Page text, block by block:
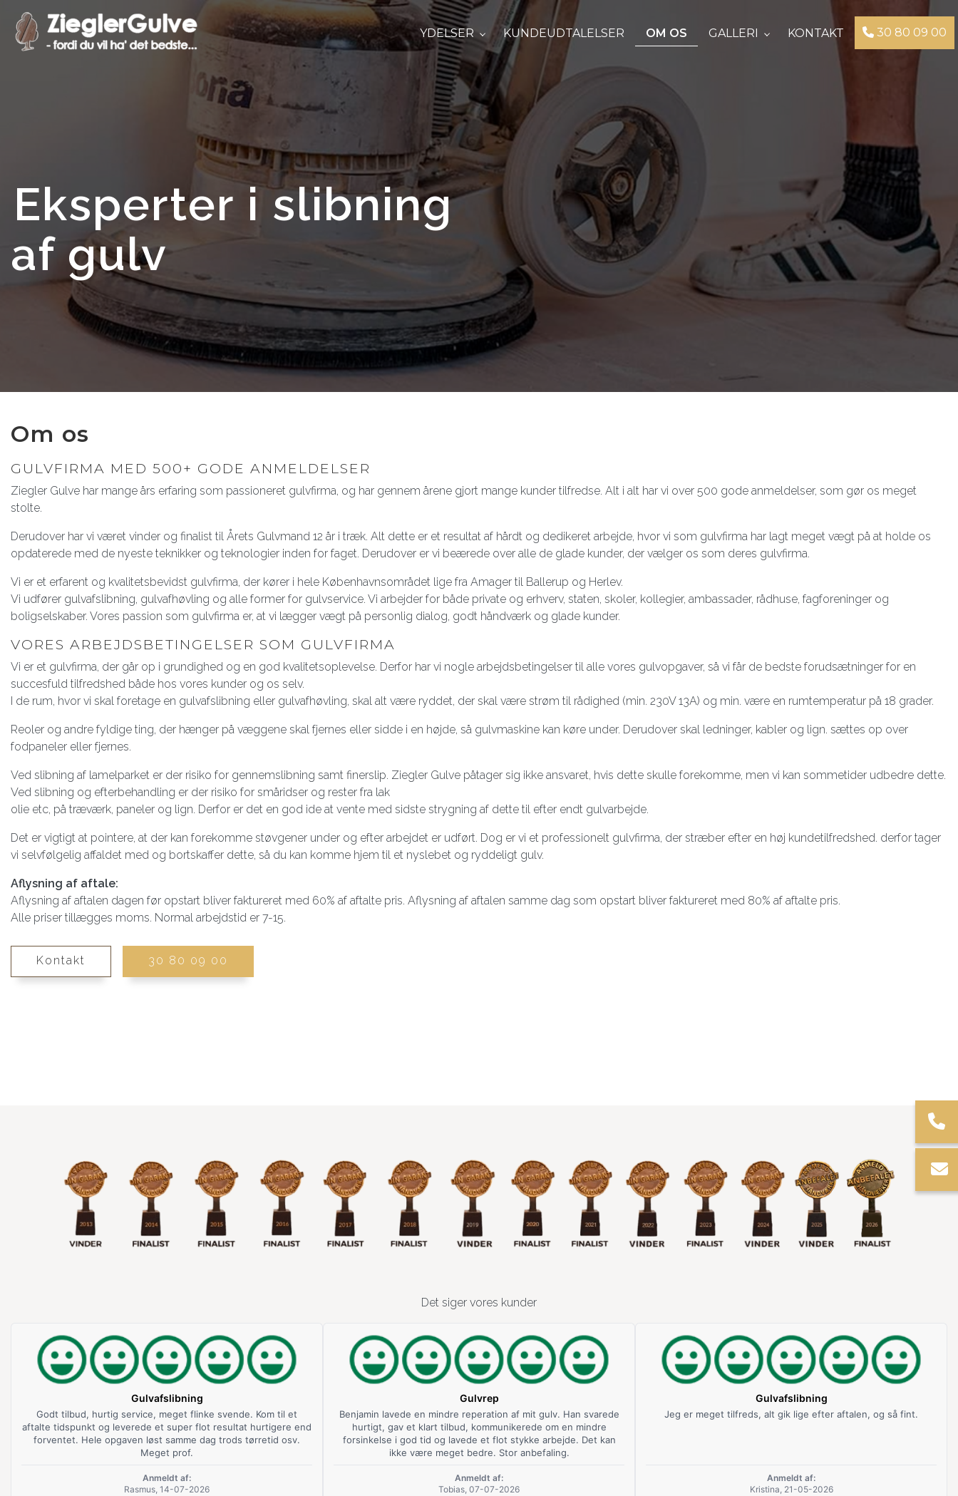
hovedindhold
YDELSER KUNDEUDTALELSER OM OS GALLERI KONTAKT 30 80 09 00
Om os
GULVFIRMA MED 500+ GODE ANMELDELSER
Ziegler Gulve har mange års erfaring som passioneret gulvfirma, og har gennem årene gjort mange kunder tilfredse. Alt i alt har vi over 500 gode anmeldelser, som gør os meget
stolte.
Derudover har vi været vinder og finalist til Årets Gulvmand 12 år i træk. Alt dette er et resultat af hårdt og dedikeret arbejde, hvor vi som gulvfirma har lagt meget vægt på at holde os
opdaterede med de nyeste teknikker og teknologier inden for faget. Derudover er vi beærede over alle de glade kunder, der vælger os som deres gulvfirma.​
Vi er et erfarent og kvalitetsbevidst gulvfirma, der kører i hele Københavnsområdet lige fra Amager til Ballerup og Herlev.
Vi udfører gulvafslibning, gulvafhøvling og alle former for gulvservice. Vi arbejder for både private og erhverv, staten, skoler, kollegier, ambassader, rådhuse, fagforeninger og
boligselskaber. Vores passion som gulvfirma er, at vi lægger vægt på personlig dialog, godt håndværk og glade kunder.
VORES ARBEJDSBETINGELSER SOM GULVFIRMA
Vi er et gulvfirma, der går op i grundighed og en god kvalitetsoplevelse. Derfor har vi nogle arbejdsbetingelser til alle vores gulvopgaver, så vi får de bedste forudsætninger for en
succesfuld tilfredshed både hos vores kunder og os selv.
I de rum, hvor vi skal foretage en gulvafslibning eller gulvafhøvling, skal alt være ryddet, der skal være strøm til rådighed (min. 230V 13A) og min. være en rumtemperatur på 18 grader.
Reoler og andre fyldige ting, der hænger på væggene skal fjernes eller sidde i en højde, så gulvmaskine kan køre under. Derudover skal ledninger, kabler og lign. sættes op over
fodpaneler eller fjernes.
Ved slibning af lamelparket er der risiko for gennemslibning samt finerslip. Ziegler Gulve påtager sig ikke ansvaret, hvis dette skulle forekomme, men vi kan sommetider udbedre dette.
Ved slibning og efterbehandling er der risiko for småridser og rester fra lak
olie etc, på træværk, paneler og lign. Derfor er det en god ide at vente med sidste strygning af dette til efter endt gulvarbejde.
Det er vigtigt at pointere, at der kan forekomme støvgener under og efter arbejdet er udført. Dog er vi et professionelt gulvfirma, der stræber efter en høj kundetilfredshed. derfor tager
vi selvfølgelig affaldet med og bortskaffer dette, så du kan komme hjem til et nyslebet og ryddeligt gulv.
Aflysning af aftale:
Aflysning af aftalen dagen før opstart bliver faktureret med 60% af aftalte pris. Aflysning af aftalen samme dag som opstart bliver faktureret med 80% af aftalte pris.
Alle priser tillægges moms. Normal arbejdstid er 7-15.
Kontakt 30 80 09 00
Det siger vores kunder
Gulvafslibning
Godt tilbud, hurtig service, meget flinke svende. Kom til et
aftalte tidspunkt og leverede et super flot resultat hurtigere end
forventet. Hele opgaven løst samme dag trods tørretid osv.
Meget prof.
Anmeldt af:
Rasmus, 14-07-2026
Gulvrep
Benjamin lavede en mindre reperation af mit gulv. Han svarede
hurtigt, gav et klart tilbud, kommunikerede om en mindre
forsinkelse i god tid og lavede et flot stykke arbejde. Det kan
ikke være meget bedre. Stor anbefaling.
Anmeldt af:
Tobias, 07-07-2026
Gulvafslibning
Jeg er meget tilfreds, alt gik lige efter aftalen, og så fint.
Anmeldt af:
Kristina, 21-05-2026